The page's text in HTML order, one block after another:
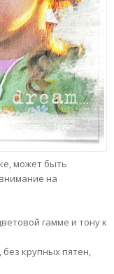
может быть
на
гамме и тону к
крупных пятен,